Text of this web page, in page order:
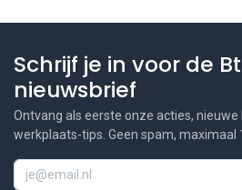
Schrijf je in voor de
nieuwsbrief
Ontvang als eerste onze acties,
werkplaats-tips. Geen spam, maximaal